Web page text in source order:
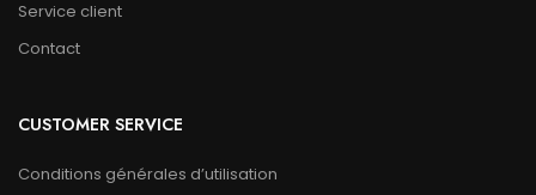
Service client
Contact
CUSTOMER SERVICE
Conditions générales d’utilisation